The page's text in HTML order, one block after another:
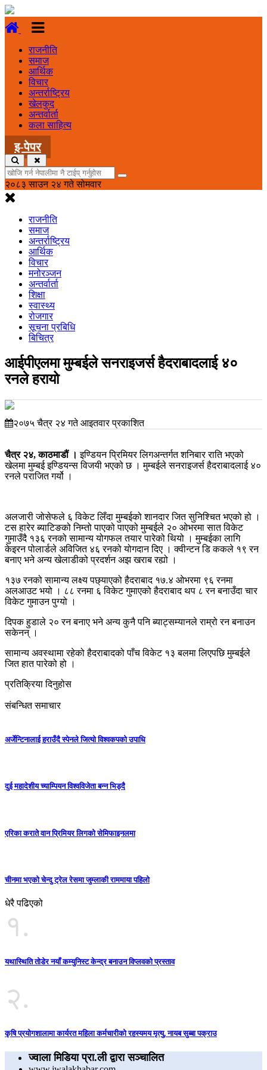
राजनीति
समाज
आर्थिक
विचार
अन्तर्राष्ट्रिय
खेलकुद
अन्तर्वार्ता
कला साहित्य
इ-पेपर
२०८३ साउन २४ गते सोमवार
राजनीति
समाज
अन्तर्राष्ट्रिय
आर्थिक
विचार
मनोरञ्जन
अन्तर्वार्ता
शिक्षा
स्वास्थ्य
रोजगार
सूचना प्रबिधि
बिचित्र
आईपीएलमा मुम्बईले सनराइजर्स हैदराबादलाई ४०
रनले हरायो
२०७५ चैत्र २४ गते आइतवार प्रकाशित
चैत्र २४, काठमाडौं । इण्डियन प्रिमियर लिगअन्तर्गत शनिबार राति भएको
खेलमा मुम्बई इण्डियन्स विजयी भएको छ । मुम्बईले सनराइजर्स हैदराबादलाई ४०
रनले पराजित गर्यो ।
अलजारी जोसेफले ६ विकेट लिँदा मुम्बईको शानदार जित सुनिश्चित भएको हो ।
टस हारेर ब्याटिङको निम्तो पाएको पाएको मुम्बईले २० ओभरमा सात विकेट
गुमाउँदै १३६ रनको सामान्य योगफल तयार पारेको थियो । मुम्बईका लागि
केइरन पोलार्डले अविजित ४६ रनको योगदान दिए । क्वीन्टन डि ककले १९ रन
बनाए भने अन्य खेलाडीको प्रदर्शन अझ खराब रह्यो ।
१३७ रनको सामान्य लक्ष्य पछ्याएको हैदराबाद १७.४ ओभरमा ९६ रनमा
अलआउट भयो । ८८ रनमा ६ विकेट गुमाएको हैदराबाद थप ८ रन बनाउँदा चार
विकेट गुमाउन पुग्यो ।
दिपक हुडाले २० रन बनाए भने अन्य कुनै पनि ब्याट्सम्यानले राम्रो रन बनाउन
सकेनन् ।
सामान्य अवस्थामा रहेको हैदराबादको पाँच विकेट १३ बलमा लिएपछि मुम्बईले
जित हात पारेको हो ।
प्रतिक्रिया दिनुहोस
संबन्धित समाचार
अर्जेन्टिनालाई हराउँदै स्पेनले जित्यो विश्वकपको उपाधि
दुई महादेशीय च्याम्पियन विश्वविजेता बन्न भिड्दै
एरिका कराते वान प्रिमियर लिगको सेमिफाइनलमा
चीनमा भएको चेन्दु ट्रेल रेसमा जुम्लाकी राममाया पहिलो
धेरै पढिएको
१.
यथास्थिति तोडेर नयाँ कम्युनिस्ट केन्द्र बनाउन विप्लवको प्रस्ताव
२.
कृषि प्रयोगशालामा कार्यरत महिला कर्मचारीको रहस्यमय मृत्यु, नायब सुब्बा पक्राउ
ज्वाला मिडिया प्रा.ली द्वारा सञ्चालित